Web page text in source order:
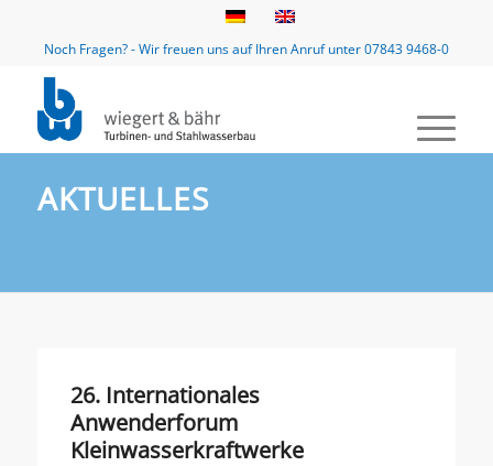
Noch Fragen? - Wir freuen uns auf Ihren Anruf unter 07843 9468-0
AKTUELLES
26. Internationales
Anwenderforum
Kleinwasserkraftwerke